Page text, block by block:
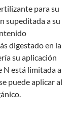
para su
supeditada a su
digestado en la
su aplicación
N está limitada a
puede aplicar al